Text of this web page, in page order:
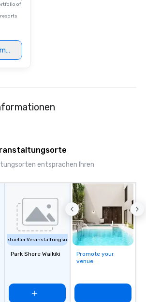
of
entsprachen Ihren
Aktueller Veranstaltungsort
Park Shore Waikiki
Promote your
venue